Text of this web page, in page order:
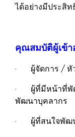
ได้อย่างมีประสิ
คุณสมบัติผู้เข้า
· ผู้จัดการ / หัว
· ผู้ที่มีหน้าที่พัฒ
พัฒนาบุคลากร
· ผู้ที่สนใจพัฒน